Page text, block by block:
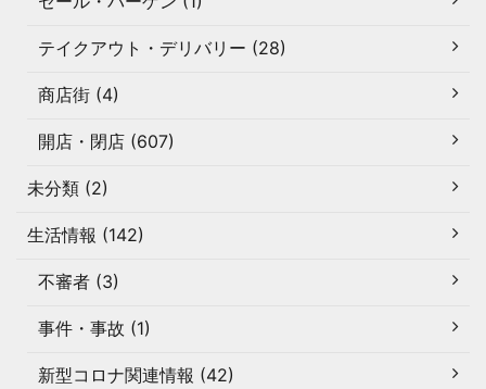
テイクアウト・デリバリー (28)
商店街 (4)
開店・閉店 (607)
未分類 (2)
生活情報 (142)
不審者 (3)
事件・事故 (1)
新型コロナ関連情報 (42)